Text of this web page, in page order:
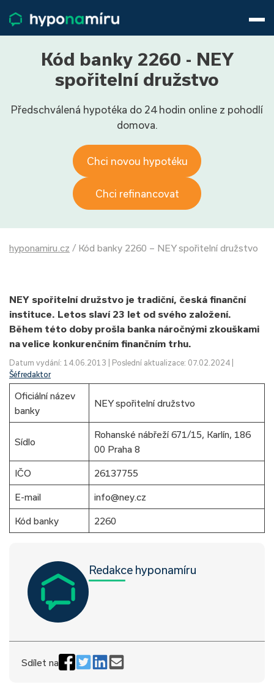
Životní pojištění
Pojištění nemovitosti
O nás
800 688 388
9−16 hod.
Kód banky 2260 - NEY
spořitelní družstvo
Předschválená hypotéka do 24 hodin online z pohodlí
domova.
Chci novou hypotéku
Chci refinancovat
hyponamiru.cz / Kód banky 2260 – NEY spořitelní družstvo
NEY spořitelní družstvo je tradiční, česká finanční
instituce. Letos slaví 23 let od svého založení.
Během této doby prošla banka náročnými zkouškami
na velice konkurenčním finančním trhu.
Datum vydání: 14.06.2013 | Poslední aktualizace: 07.02.2024 |
Šéfredaktor
Oficiální název
banky
NEY spořitelní družstvo
Sídlo
Rohanské nábřeží 671/15, Karlín, 186
00 Praha 8
IČO 26137755
E-mail info@ney.cz
Kód banky 2260
Redakce hyponamíru
Sdílet na